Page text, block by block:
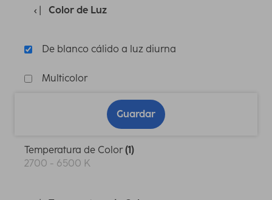
Color de Luz
De blanco cálido a luz diurna
Multicolor
Guardar
Temperatura de Color(1)
2700 - 6500 K